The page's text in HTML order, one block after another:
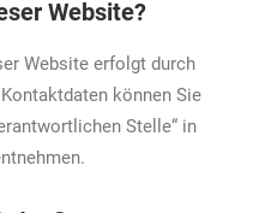
Website?
Website erfolgt durch
können Sie
Stelle“ in